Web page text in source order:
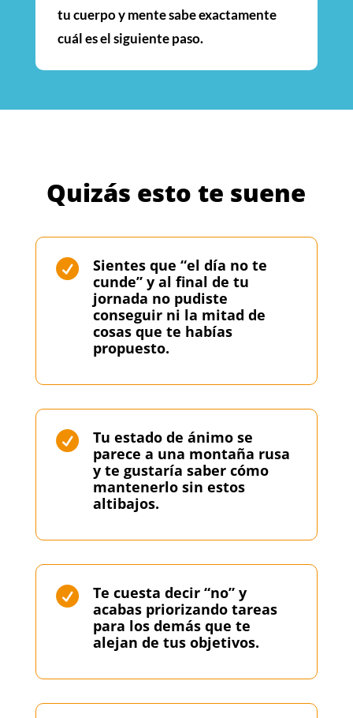
tu cuerpo y mente sabe exactamente
cuál es el siguiente paso.
Quizás esto te suene

Sientes que “el día no te
cunde” y al final de tu
jornada no pudiste
conseguir ni la mitad de
cosas que te habías
propuesto.

Tu estado de ánimo se
parece a una montaña rusa
y te gustaría saber cómo
mantenerlo sin estos
altibajos.

Te cuesta decir “no” y
acabas priorizando tareas
para los demás que te
alejan de tus objetivos.